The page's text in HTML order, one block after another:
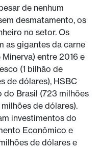
de nenhum
desmatamento, os
no setor. Os
as gigantes da carne
entre 2016 e
(1 bilhão de
de dólares), HSBC
do Brasil (723 milhões
de dólares).
investimentos do
Econômico e
de dólares e